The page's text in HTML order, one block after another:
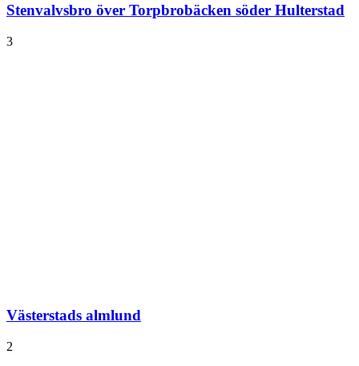
Stenvalvsbro över Torpbrobäcken söder Hulterstad
3
Västerstads almlund
2